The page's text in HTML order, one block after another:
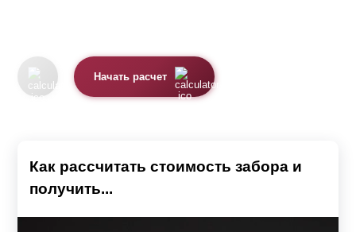
Начать расчет
Как рассчитать стоимость забора и
получить...